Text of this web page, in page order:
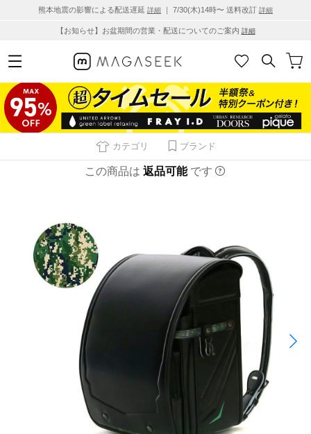
熊本地震の影響による配送遅延 詳細 ｜ 7/30(木)14時〜 送料改訂 詳細
【お知らせ】お盆期間の営業・配送についてのご案内 詳細
カテゴリ ブランド
この商品は 返品可能 です